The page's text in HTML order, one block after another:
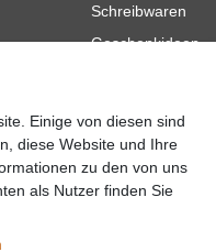
Schreibwaren
Geschenkideen
Topmarken
WIR AKZEPTIEREN
Einige von diesen sind
diese Website und Ihre
zu den von uns
als Nutzer finden Sie